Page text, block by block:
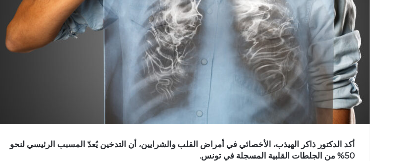
أكد الدكتور ذاكر الهيذب، الأخصائي في أمراض القلب والشرايين، أن التدخين يُعدّ المسبب الرئيسي لنحو
50% من الجلطات القلبية المسجلة في تونس.